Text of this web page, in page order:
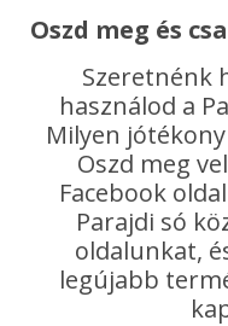
Oszd meg és
Szeretnénk
használod a
Milyen
Oszd meg
Facebook
Parajdi só
oldalunkat,
legújabb